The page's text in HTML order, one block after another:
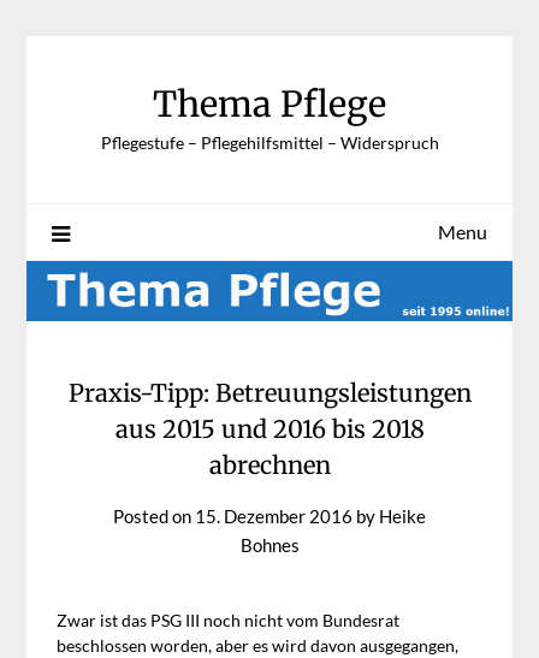
Thema Pflege
Pflegestufe – Pflegehilfsmittel – Widerspruch
Menu
Praxis-Tipp: Betreuungsleistungen
aus 2015 und 2016 bis 2018
abrechnen
Posted on 15. Dezember 2016 by Heike
Bohnes
Zwar ist das PSG III noch nicht vom Bundesrat
beschlossen worden, aber es wird davon ausgegangen,